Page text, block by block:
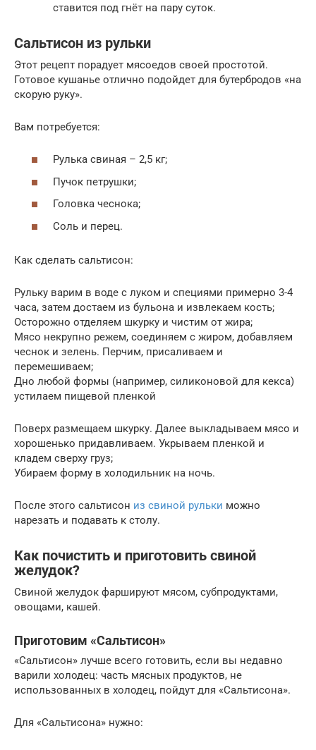
ставится под гнёт на пару суток.
Сальтисон из рульки
Этот рецепт порадует мясоедов своей простотой.
Готовое кушанье отлично подойдет для бутербродов «на
скорую руку».
Вам потребуется:
Рулька свиная – 2,5 кг;
Пучок петрушки;
Головка чеснока;
Соль и перец.
Как сделать сальтисон:
Рульку варим в воде с луком и специями примерно 3-4
часа, затем достаем из бульона и извлекаем кость;
Осторожно отделяем шкурку и чистим от жира;
Мясо некрупно режем, соединяем с жиром, добавляем
чеснок и зелень. Перчим, присаливаем и
перемешиваем;
Дно любой формы (например, силиконовой для кекса)
устилаем пищевой пленкой
Поверх размещаем шкурку. Далее выкладываем мясо и
хорошенько придавливаем. Укрываем пленкой и
кладем сверху груз;
Убираем форму в холодильник на ночь.
После этого сальтисон из свиной рульки можно
нарезать и подавать к столу.
Как почистить и приготовить свиной
желудок?
Свиной желудок фаршируют мясом, субпродуктами,
овощами, кашей.
Приготовим «Сальтисон»
«Сальтисон» лучше всего готовить, если вы недавно
варили холодец: часть мясных продуктов, не
использованных в холодец, пойдут для «Сальтисона».
Для «Сальтисона» нужно: